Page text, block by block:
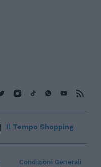
Condizioni Generali
Il Tempo Shopping